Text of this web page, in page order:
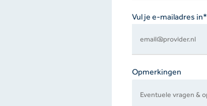
Vul je e-mailadres in*
Opmerkingen